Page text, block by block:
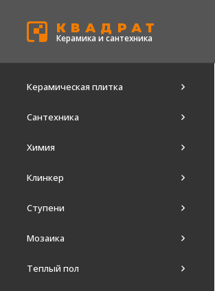
КВАДРАТ
Керамика и сантехника
Керамическая плитка
Сантехника
Химия
Клинкер
Ступени
Мозаика
Теплый пол